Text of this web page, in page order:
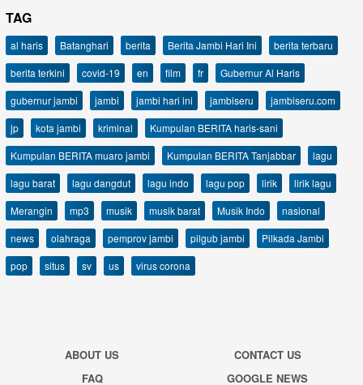
TAG
al haris Batanghari berita Berita Jambi Hari Ini
berita terbaru
berita terkini
covid-19 en film fr
Gubernur Al Haris
gubernur jambi
jambi jambi hari ini jambiseru
jambiseru.com
jp
kota jambi kriminal
Kumpulan BERITA haris-sani
Kumpulan BERITA muaro jambi
Kumpulan BERITA Tanjabbar
lagu
lagu barat
lagu dangdut lagu indo lagu pop lirik
lirik lagu
Merangin
mp3 musik musik barat Musik Indo
nasional
news
olahraga pemprov jambi pilgub jambi
Pilkada Jambi
pop
situs sv us virus corona
ABOUT US
CONTACT US
FAQ
GOOGLE NEWS